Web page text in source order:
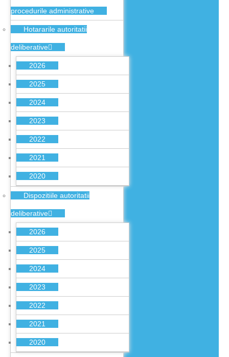
procedurile administrative
Hotararile autoritatii
deliberative
2026
2025
2024
2023
2022
2021
2020
Dispozitiile autoritatii
deliberative
2026
2025
2024
2023
2022
2021
2020